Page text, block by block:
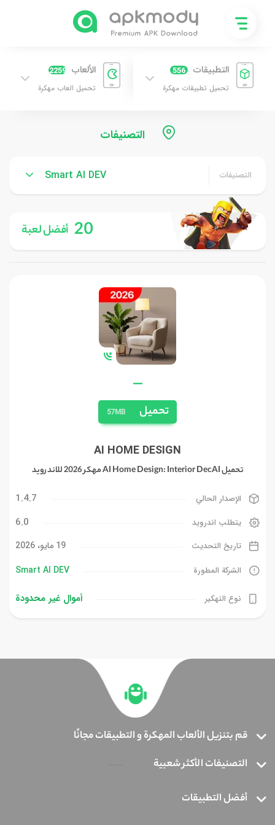
التطبيقات 556
تحميل تطبيقات مهكرة
الألعاب 2259
تحميل العاب مهكرة
Smart AI DEV‏
التصنيفات
التصنيفات Smart AI DEV‏
20 أفضل لعبة
—
تحميل 57MB
AI HOME DESIGN
تحميل AI Home Design: Interior DecAI مهكر 2026 للاندرويد
الإصدار الحالي 1.4.7
يتطلب اندرويد 6.0
تاريخ التحديث 19 مايو، 2026
الشركة المطورة Smart AI DEV‏
نوع التهكير أموال غیر محدودة
قم بتنزيل الألعاب المهكرة و التطبيقات مجانًا
التصنيفات الأكثر شعبية
أفضل التطبيقات